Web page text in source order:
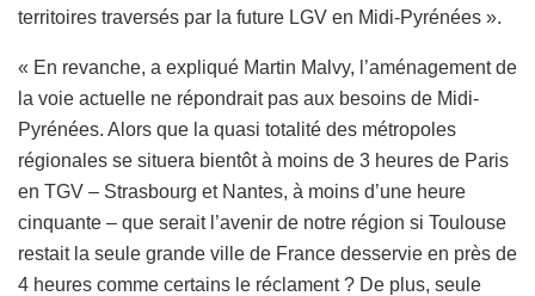
territoires traversés par la future LGV en Midi-Pyrénées ».
« En revanche, a expliqué Martin Malvy, l’aménagement de
la voie actuelle ne répondrait pas aux besoins de Midi-
Pyrénées. Alors que la quasi totalité des métropoles
régionales se situera bientôt à moins de 3 heures de Paris
en TGV – Strasbourg et Nantes, à moins d’une heure
cinquante – que serait l’avenir de notre région si Toulouse
restait la seule grande ville de France desservie en près de
4 heures comme certains le réclament ? De plus, seule